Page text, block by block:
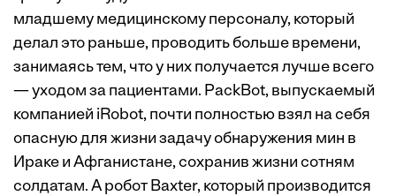
младшему медицинскому персоналу, который
делал это раньше, проводить больше времени,
занимаясь тем, что у них получается лучше всего
— уходом за пациентами. PackBot, выпускаемый
компанией iRobot, почти полностью взял на себя
опасную для жизни задачу обнаружения мин в
Ираке и Афганистане, сохранив жизни сотням
солдатам. А робот Baxter, который производится